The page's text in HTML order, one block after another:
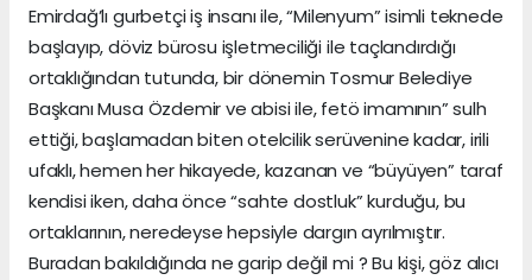
Emirdağ’lı gurbetçi iş insanı ile, “Milenyum” isimli teknede
başlayıp, döviz bürosu işletmeciliği ile taçlandırdığı
ortaklığından tutunda, bir dönemin Tosmur Belediye
Başkanı Musa Özdemir ve abisi ile, fetö imamının” sulh
ettiği, başlamadan biten otelcilik serüvenine kadar, irili
ufaklı, hemen her hikayede, kazanan ve “büyüyen” taraf
kendisi iken, daha önce “sahte dostluk” kurduğu, bu
ortaklarının, neredeyse hepsiyle dargın ayrılmıştır.
Buradan bakıldığında ne garip değil mi ? Bu kişi, göz alıcı